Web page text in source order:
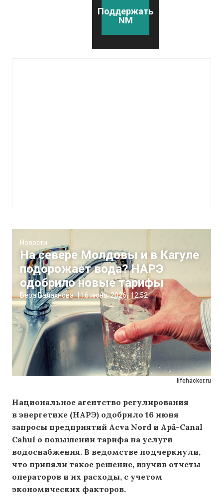
Поддержать
NM
lifehacker.ru
Новости
На севере Молдовы и в Кагуле
подорожает вода? НАРЭ
одобрило новые тарифы
Вера Балахнова |16 июня, 2026 12:52
Национальное агентство регулирования
в энергетике (НАРЭ) одобрило 16 июня
запросы предприятий Acva Nord и Apă-Canal
Cahul о повышении тарифа на услуги
водоснабжения. В ведомстве подчеркнули,
что приняли такое решение, изучив отчеты
операторов и их расходы, с учетом
экономических факторов.